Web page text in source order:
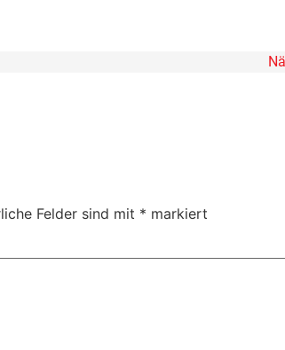
Felder sind mit * markiert